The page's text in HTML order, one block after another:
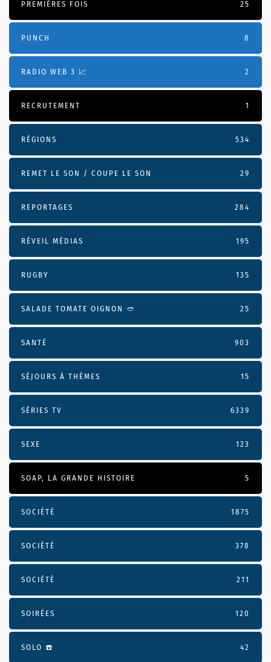
PREMIÈRES FOIS 25
PUNCH 8
RADIO WEB 3 📈 2
RECRUTEMENT 1
RÉGIONS 534
REMET LE SON / COUPE LE SON 29
REPORTAGES 284
RÉVEIL MÉDIAS 195
RUGBY 135
SALADE TOMATE OIGNON 🥙 25
SANTÉ 903
SÉJOURS À THÈMES 15
SÉRIES TV 6339
SEXE 123
SOAP, LA GRANDE HISTOIRE 5
SOCIÉTÉ 1875
SOCIÉTÉ 378
SOCIÉTÉ 211
SOIRÉES 120
SOLO ☎️ 42